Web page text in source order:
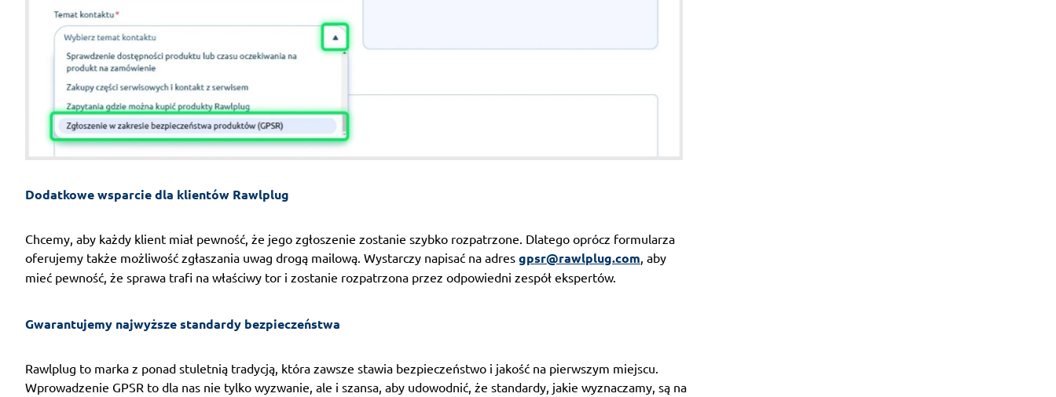
Dodatkowe wsparcie dla klientów Rawlplug
Chcemy, aby każdy klient miał pewność, że jego zgłoszenie zostanie szybko rozpatrzone. Dlatego oprócz formularza
oferujemy także możliwość zgłaszania uwag drogą mailową. Wystarczy napisać na adres gpsr@rawlplug.com, aby
mieć pewność, że sprawa trafi na właściwy tor i zostanie rozpatrzona przez odpowiedni zespół ekspertów.
Gwarantujemy najwyższe standardy bezpieczeństwa
Rawlplug to marka z ponad stuletnią tradycją, która zawsze stawia bezpieczeństwo i jakość na pierwszym miejscu.
Wprowadzenie GPSR to dla nas nie tylko wyzwanie, ale i szansa, aby udowodnić, że standardy, jakie wyznaczamy, są na